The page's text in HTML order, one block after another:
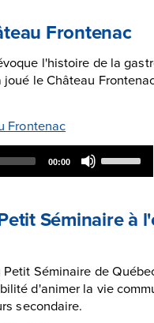
increase
decrease
volume.
Frontenac
l'histoire de la
le Château
Frontenac
00:00
Up/Down
Arrow
increase
volume.
Séminaire à
Séminaire de
d'animer la vie
secondaire.